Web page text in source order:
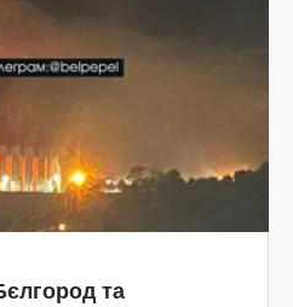
та